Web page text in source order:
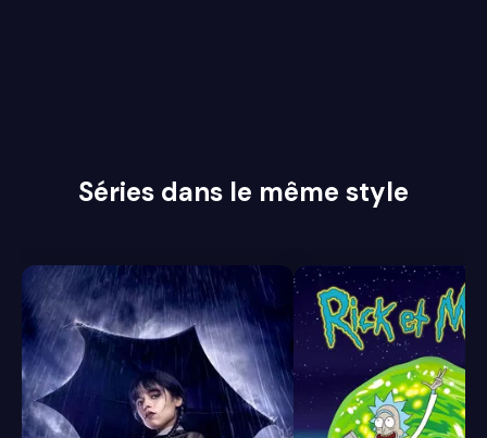
Séries dans le même style